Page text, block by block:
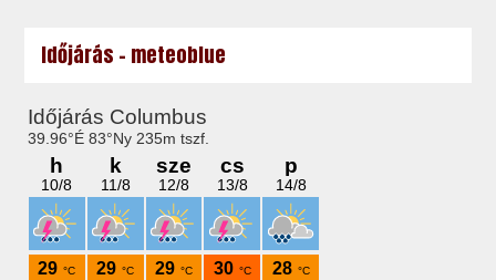
Időjárás - meteoblue